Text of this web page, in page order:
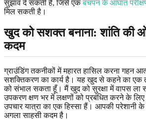
सुझाव दे सकती है, जिसे एकबचपन के आघात
मिल सकती है।
खुद को सशक्त बनाना: शांति की
कदम
ग्राउंडिंग तकनीकों में महारत हासिल करना गहन
सशक्तिकरण का कार्य है। यह खुद से कहने का एक
को संभाल सकता हूँ। मैं खुद को सुरक्षा में वापस
उपकरण क्षण भर में लक्षणों को प्रबंधित करने के
उपचार यात्रा का एक हिस्सा हैं। आपकी परेशानी
अगला साहसी कदम है।